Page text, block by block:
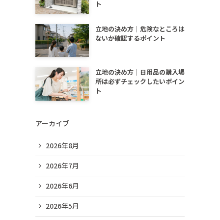
ト
立地の決め方｜危険なところは
ないか確認するポイント
立地の決め方｜日用品の購入場
所は必ずチェックしたいポイン
ト
アーカイブ
2026年8月
2026年7月
2026年6月
2026年5月